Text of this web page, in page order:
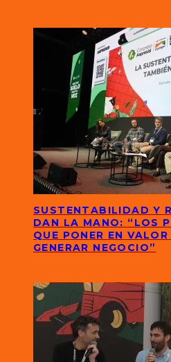
SUSTENTABILIDAD Y
DAN LA MANO: “LOS
QUE PONER EN
GENERAR NEGOCIO”